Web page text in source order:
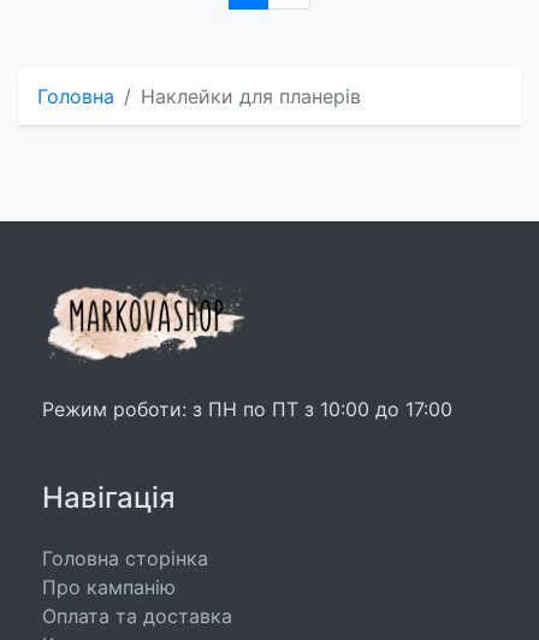
Головна Наклейки для планерів
Режим роботи: з ПН по ПТ з 10:00 до 17:00
Навігація
Головна сторінка
Про кампанію
Оплата та доставка